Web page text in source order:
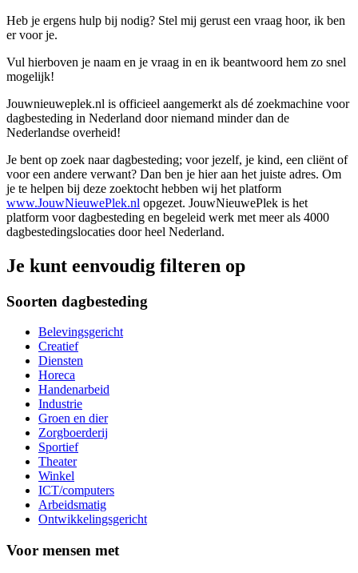
Heb je ergens hulp bij nodig? Stel mij gerust een vraag hoor, ik ben
er voor je.
Vul hierboven je naam en je vraag in en ik beantwoord hem zo snel
mogelijk!
Jouwnieuweplek.nl is officieel aangemerkt als dé zoekmachine voor
dagbesteding in Nederland door niemand minder dan de
Nederlandse overheid!
Je bent op zoek naar dagbesteding; voor jezelf, je kind, een cliënt of
voor een andere verwant? Dan ben je hier aan het juiste adres. Om
je te helpen bij deze zoektocht hebben wij het platform
www.JouwNieuwePlek.nl opgezet. JouwNieuwePlek is het
platform voor dagbesteding en begeleid werk met meer als 4000
dagbestedingslocaties door heel Nederland.
Je kunt eenvoudig filteren op
Soorten dagbesteding
Belevingsgericht
Creatief
Diensten
Horeca
Handenarbeid
Industrie
Groen en dier
Zorgboerderij
Sportief
Theater
Winkel
ICT/computers
Arbeidsmatig
Ontwikkelingsgericht
Voor mensen met